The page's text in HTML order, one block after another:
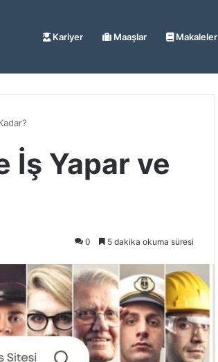
Kariyer Maaşlar Makaleler
İş Yapar ve
0 5 dakika okuma süresi